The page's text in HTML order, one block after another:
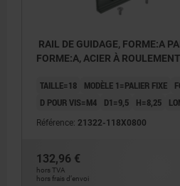
RAIL DE GUIDAGE, FORME:A
FORME:A, ACIER À ROULEMENT
TAILLE=18 MODÈLE 1=PALIER FIXE
D POUR VIS=M4
D1=9,5 H=8,25
Référence: 21322-118X0800
132,96 €
hors TVA
hors frais d’envoi